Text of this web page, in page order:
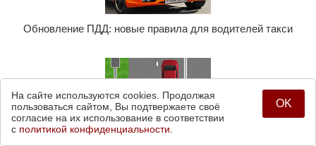
Обновление ПДД: новые правила для водителей такси
OK
На сайте используются cookies. Продолжая
пользоваться сайтом, Вы подтвержаете своё
согласие на их использование в соответствии
с политикой конфиденциальности.